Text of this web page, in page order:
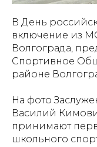
В День
включение из
Волгограда,
Спортивное
районе
На фото
Василий
принимают
школьного